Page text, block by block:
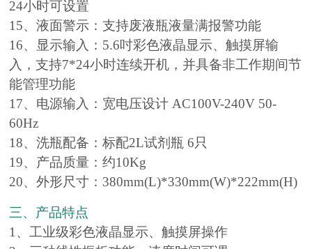
24小时可设置
15、液面警示：支持废液瓶液量满报警功能
16、显示输入：5.6吋彩色液晶显示、触摸屏输
入，支持7*24小时连续开机，并具备非工作期间节
能管理功能
17、电源输入：宽电压设计 AC100V-240V 50-
60Hz
18、洗瓶配备：标配2L试剂瓶 6只
19、产品质量：约10Kg
20、外形尺寸：380mm(L)*330mm(W)*222mm(H)
三、产品特点
1、工业级彩色液晶显示、触摸屏操作